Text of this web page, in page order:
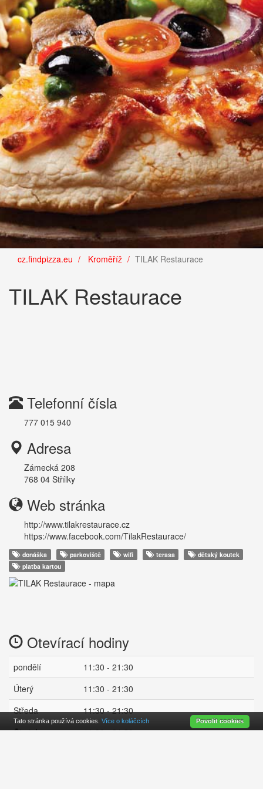
cz.findpizza.eu Kroměříž TILAK Restaurace
TILAK Restaurace
Telefonní čísla
777 015 940
Adresa
Zámecká 208
768 04 Střílky
Web stránka
http://www.tilakrestaurace.cz
https://www.facebook.com/TilakRestaurace/
donáška parkoviště wifi terasa
dětský koutek
platba kartou
Otevírací hodiny
pondělí
11:30 - 21:30
Úterý
11:30 - 21:30
Středa
11:30 - 21:30
Čtvrtek
11:30 - 21:30
Tato stránka používá cookies. Více o koláčcích Povolit cookies